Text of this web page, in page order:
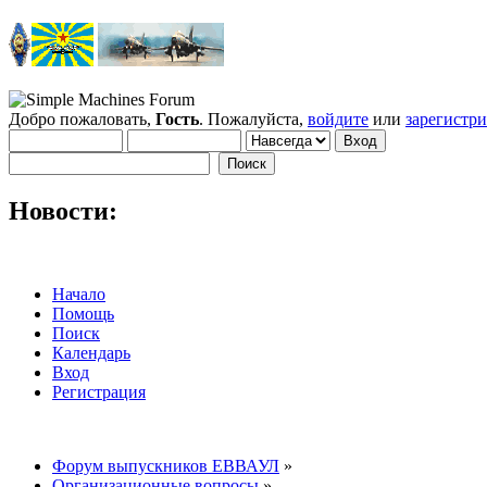
Добро пожаловать, Гость. Пожалуйста, войдите или
Новости:
Начало
Помощь
Поиск
Календарь
Вход
Регистрация
Форум выпускников ЕВВАУЛ »